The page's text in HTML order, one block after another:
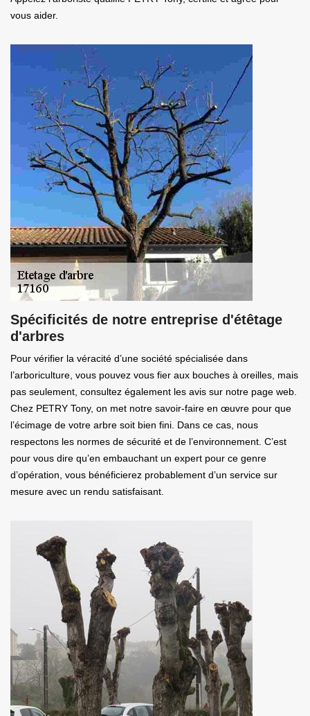
vous aider.
Spécificités de notre entreprise d'étêtage
d'arbres
Pour vérifier la véracité d’une société spécialisée dans
l’arboriculture, vous pouvez vous fier aux bouches à oreilles, mais
pas seulement, consultez également les avis sur notre page web.
Chez PETRY Tony, on met notre savoir-faire en œuvre pour que
l’écimage de votre arbre soit bien fini. Dans ce cas, nous
respectons les normes de sécurité et de l’environnement. C’est
pour vous dire qu’en embauchant un expert pour ce genre
d’opération, vous bénéficierez probablement d’un service sur
mesure avec un rendu satisfaisant.